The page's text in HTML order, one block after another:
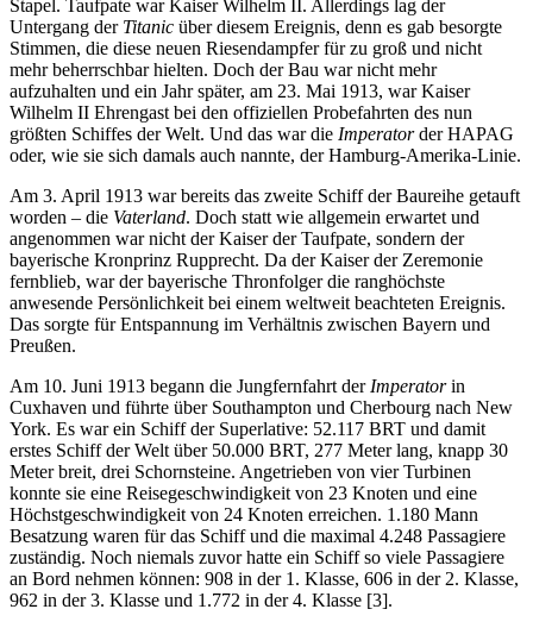
Stapel. Taufpate war Kaiser Wilhelm II. Allerdings lag der
Untergang der Titanic über diesem Ereignis, denn es gab besorgte
Stimmen, die diese neuen Riesendampfer für zu groß und nicht
mehr beherrschbar hielten. Doch der Bau war nicht mehr
aufzuhalten und ein Jahr später, am 23. Mai 1913, war Kaiser
Wilhelm II Ehrengast bei den offiziellen Probefahrten des nun
größten Schiffes der Welt. Und das war die Imperatorder HAPAG
oder, wie sie sich damals auch nannte, der Hamburg-Amerika-Linie.
Am 3. April 1913 war bereits das zweite Schiff der Baureihe getauft
worden – die Vaterland. Doch statt wie allgemein erwartet und
angenommen war nicht der Kaiser der Taufpate, sondern der
bayerische Kronprinz Rupprecht. Da der Kaiser der Zeremonie
fernblieb, war der bayerische Thronfolger die ranghöchste
anwesende Persönlichkeit bei einem weltweit beachteten Ereignis.
Das sorgte für Entspannung im Verhältnis zwischen Bayern und
Preußen.
Am 10. Juni 1913 begann die Jungfernfahrt der Imperatorin
Cuxhaven und führte über Southampton und Cherbourg nach New
York. Es war ein Schiff der Superlative: 52.117 BRT und damit
erstes Schiff der Welt über 50.000 BRT, 277 Meter lang, knapp 30
Meter breit, drei Schornsteine. Angetrieben von vier Turbinen
konnte sie eine Reisegeschwindigkeit von 23 Knoten und eine
Höchstgeschwindigkeit von 24 Knoten erreichen. 1.180 Mann
Besatzung waren für das Schiff und die maximal 4.248 Passagiere
zuständig. Noch niemals zuvor hatte ein Schiff so viele Passagiere
an Bord nehmen können: 908 in der 1. Klasse, 606 in der 2. Klasse,
962 in der 3. Klasse und 1.772 in der 4. Klasse [3].